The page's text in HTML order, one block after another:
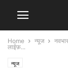
Home न्यूज
लाईफ़...
न्यूज